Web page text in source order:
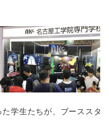
学生たちが、ブーススタ